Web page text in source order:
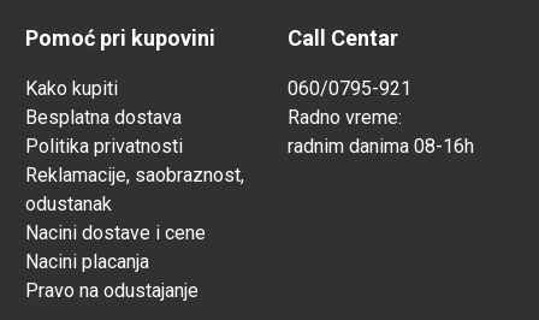
Pomoć pri kupovini
Kako kupiti
Besplatna dostava
Politika privatnosti
Reklamacije, saobraznost,
odustanak
Nacini dostave i cene
Nacini placanja
Pravo na odustajanje
Call Centar
060/0795-921
Radno vreme:
radnim danima 08-16h